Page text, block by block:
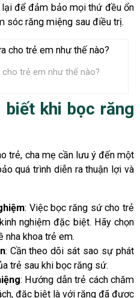
để đảm bảo mọi thứ đều ổn
sóc răng miệng sau điều trị.
trẻ em như thế nào?
biết khi bọc răng
trẻ, cha mẹ cần lưu ý đến một
quá trình diễn ra thuận lợi và
: Việc bọc răng sứ cho trẻ
nghiệm đặc biệt. Hãy chọn
nha khoa trẻ em.
: Cần theo dõi sát sao sự phát
trẻ sau khi bọc răng sứ.
: Hướng dẫn trẻ cách chăm
đặc biệt là với răng đã được